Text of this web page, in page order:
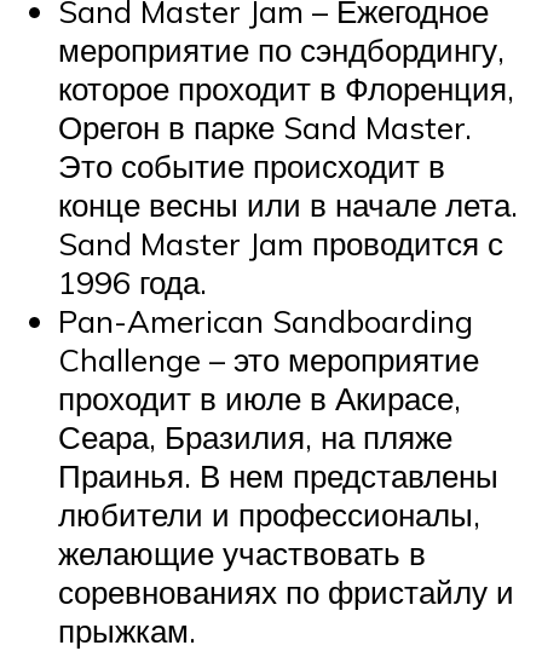
Sand Master Jam – Ежегодное
мероприятие по сэндбордингу,
которое проходит в Флоренция,
Орегон в парке Sand Master.
Это событие происходит в
конце весны или в начале лета.
Sand Master Jam проводится с
1996 года.
Pan-American Sandboarding
Challenge – это мероприятие
проходит в июле в Акирасе,
Сеара, Бразилия, на пляже
Праинья. В нем представлены
любители и профессионалы,
желающие участвовать в
соревнованиях по фристайлу и
прыжкам.